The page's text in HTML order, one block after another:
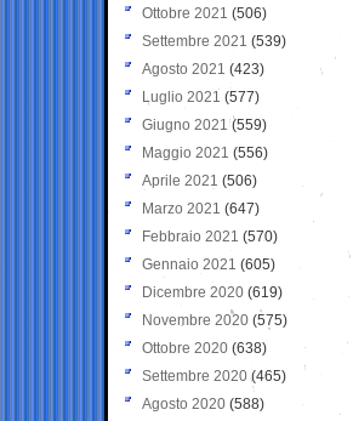
Ottobre 2021 (506)
Settembre 2021 (539)
Agosto 2021 (423)
Luglio 2021 (577)
Giugno 2021(559)
Maggio 2021 (556)
Aprile 2021 (506)
Marzo 2021 (647)
Febbraio 2021 (570)
Gennaio 2021 (605)
Dicembre 2020 (619)
Novembre 2020 (575)
Ottobre 2020 (638)
Settembre 2020(465)
Agosto 2020 (588)